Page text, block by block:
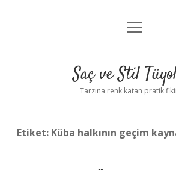
Anasayfa
Yasal Uyarı
menüyü
Saç ve Stil
Tarzına renk katan pratik
Etiket: Küba halkının geçim